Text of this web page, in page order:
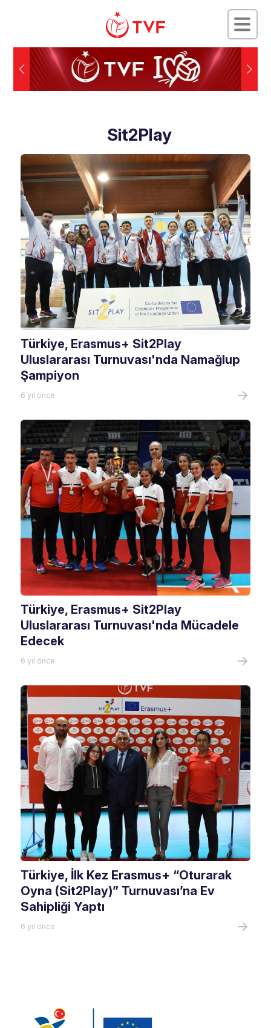
Sit2Play
Türkiye, Erasmus+ Sit2Play
Uluslararası Turnuvası'nda Namağlup
Şampiyon
6 yıl önce
Türkiye, Erasmus+ Sit2Play
Uluslararası Turnuvası'nda Mücadele
Edecek
6 yıl önce
Türkiye, İlk Kez Erasmus+ “Oturarak
Oyna (Sit2Play)” Turnuvası’na Ev
Sahipliği Yaptı
6 yıl önce